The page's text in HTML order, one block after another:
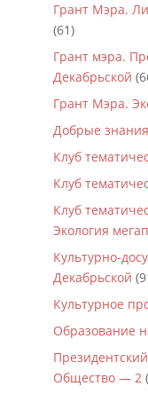
Грант Мэра.
(61)
Грант мэра.
Декабрьской
Грант Мэра.
Добрые знания
Клуб
Клуб
Клуб
Экология
Культурно-
Декабрьской
Культурное
Образование
Общество — 2